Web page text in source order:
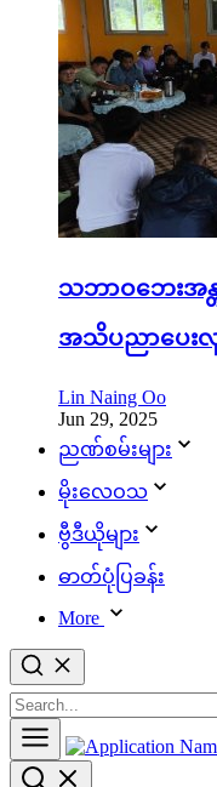
သဘာဝဘေးအ
အသိပညာပေးလု
Lin Naing Oo
Jun 29, 2025
ညဏ်စမ်းများ
မိုးလေဝသ
ဗွီဒီယိုများ
ဓာတ်ပုံပြခန်း
More